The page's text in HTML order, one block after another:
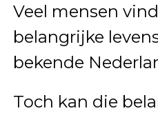
Veel mensen
belangrijke
bekende
Toch kan die